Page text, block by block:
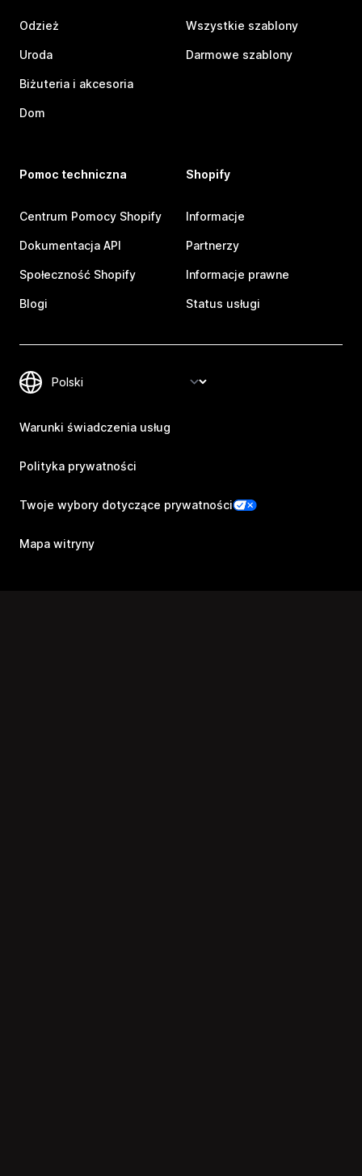
Odzież
Uroda
Biżuteria i akcesoria
Dom
Wszystkie szablony
Darmowe szablony
Pomoc techniczna
Centrum Pomocy Shopify
Dokumentacja API
Społeczność Shopify
Blogi
Shopify
Informacje
Partnerzy
Informacje prawne
Status usługi
Warunki świadczenia usług
Polityka prywatności
Twoje wybory dotyczące prywatności
Mapa witryny